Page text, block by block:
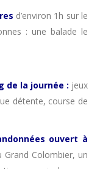
d’environ 1h sur le
: une balade le
de la journée : jeux
détente, course de
ouvert à
Grand Colombier, un